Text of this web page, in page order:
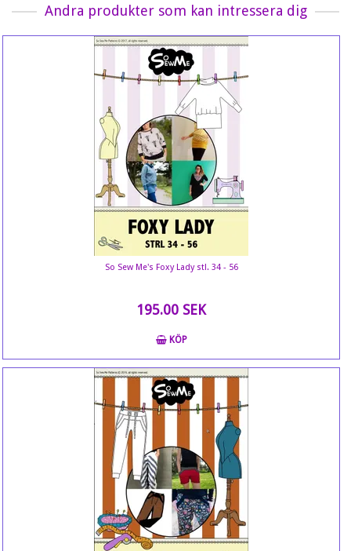
Andra produkter som kan intressera dig
So Sew Me's Foxy Lady stl. 34 - 56
195.00 SEK
KÖP